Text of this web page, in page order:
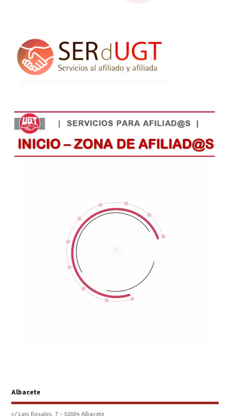
Albacete
c/ Luis Rosales, 7 – 02004 Albacete